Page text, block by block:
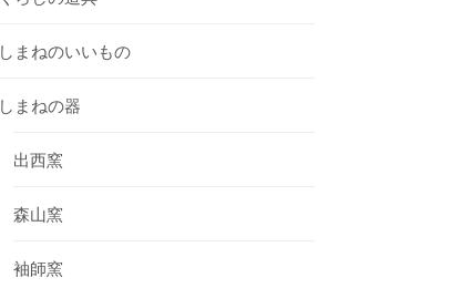
しまねのいいもの
しまねの器
出西窯
森山窯
袖師窯